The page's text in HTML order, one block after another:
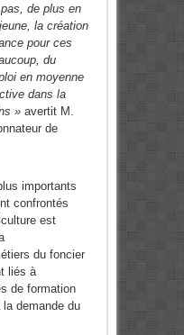
de plus en
la création
pour ces
du
en moyenne
dans la
»avertit M.
de
importants
confrontés
est
du foncier
liés à
de formation
demande du